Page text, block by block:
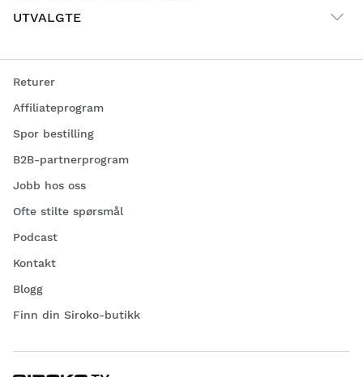
UTVALGTE
Returer
Affiliateprogram
Spor bestilling
B2B-partnerprogram
Jobb hos oss
Ofte stilte spørsmål
Podcast
Kontakt
Blogg
Finn din Siroko-butikk